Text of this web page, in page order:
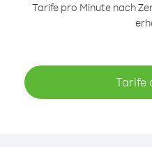
Tarife pro Minute nach
Tarife